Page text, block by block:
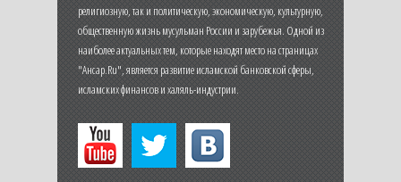
религиозную, так и политическую, экономическую, культурную,
общественную жизнь мусульман России и зарубежья. Одной из
наиболее актуальных тем, которые находят место на страницах
"Ансар.Ru", является развитие исламской банковской сферы,
исламских финансов и халяль-индустрии.